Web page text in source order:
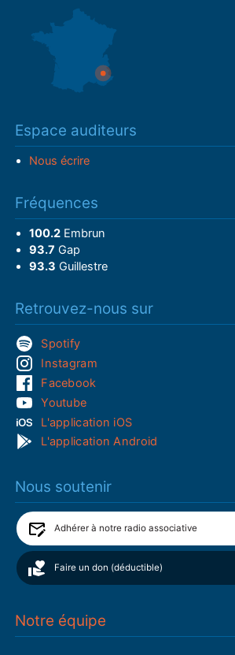
Espace auditeurs
Nous écrire
Fréquences
100.2Embrun
93.7 Gap
93.3 Guillestre
Retrouvez-nous sur
Spotify
Instagram
Facebook
Youtube
L'application iOS
L'application Android
Nous soutenir
Adhérer à notre radio associative
Faire un don (déductible)
Notre équipe